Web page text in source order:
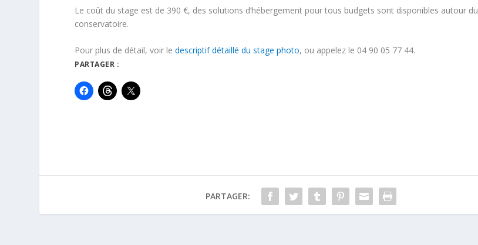
Le coût du stage est de 390 €, des solutions d’hébergement pour tous budgets sont disponibles autour du
conservatoire.
Pour plus de détail, voir ledescriptif détaillé du stage photo, ou appelez le 04 90 05 77 44.
PARTAGER :
PARTAGER: